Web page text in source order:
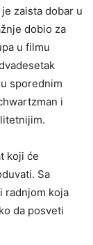
zaista dobar u
dobio za
u filmu
sporednim
i
koji će
Sa
radnjom koja
da posveti